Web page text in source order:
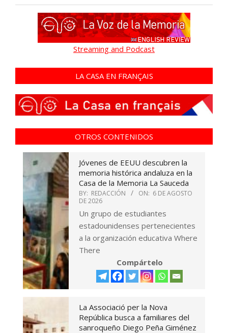
Streaming and Podcast
LA CASA EN FRANÇAIS
OTROS CONTENIDOS
Jóvenes de EEUU descubren la
memoria histórica andaluza en la
Casa de la Memoria La Sauceda
BY: REDACCIÓN ON: 6 DE AGOSTO
DE 2026
Un grupo de estudiantes
estadounidenses pertenecientes
a la organización educativa Where
There
Compártelo
La Associació per la Nova
República busca a familiares del
sanroqueño Diego Peña Giménez